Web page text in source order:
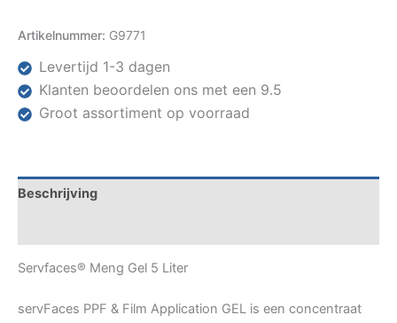
Artikelnummer: G9771
Levertijd 1-3 dagen
Klanten beoordelen ons met een 9.5
Groot assortiment op voorraad
Beschrijving
Servfaces® Meng Gel 5 Liter
servFaces PPF & Film Application GEL is een concentraat